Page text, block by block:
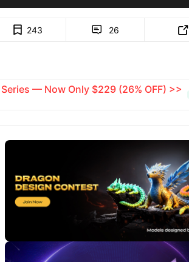
243  26 
Series — Now Only $229 (26% OFF) >>